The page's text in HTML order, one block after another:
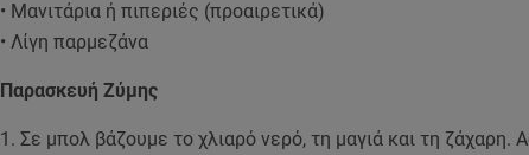
• Μανιτάρια ή πιπεριές (προαιρετικά)
• Λίγη παρμεζάνα
Παρασκευή Ζύμης
1. Σε μπολ βάζουμε το χλιαρό νερό, τη μαγιά και τη ζάχαρη.